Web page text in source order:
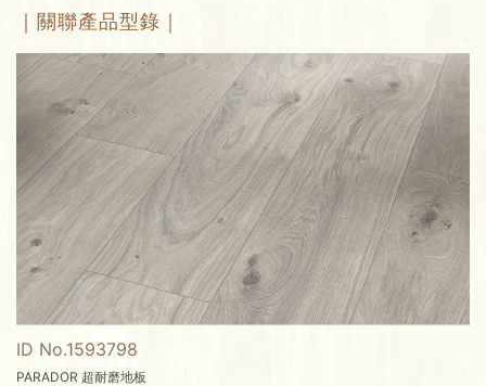
｜關聯產品型錄｜
ID No.1593798
PARADOR 超耐磨地板